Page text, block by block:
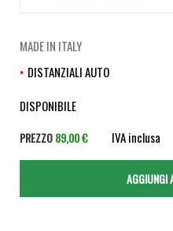
MADE IN ITALY
DISTANZIALI AUTO
DISPONIBILE
PREZZO89,00 € IVA inclusa